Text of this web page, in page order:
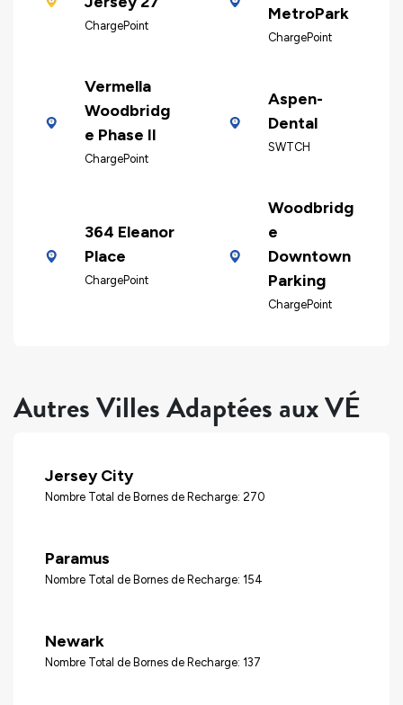
ChargePoint
MetroPark
ChargePoint
Vermella
Woodbridg
e Phase II
ChargePoint
Aspen-
Dental
SWTCH
364 Eleanor
Place
ChargePoint
Woodbridg
e
Downtown
Parking
ChargePoint
Autres Villes Adaptées aux VÉ
Jersey City
Nombre Total de Bornes de Recharge: 270
Paramus
Nombre Total de Bornes de Recharge: 154
Newark
Nombre Total de Bornes de Recharge: 137